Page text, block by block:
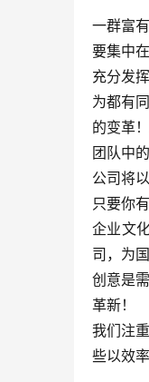
一群富
要集中
充分发
为都有
的变革
团队中
公司将
只要你
企业文
司，为
创意是
革新！
我们注
些以效